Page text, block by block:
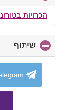
הכרויות
שיתוף
to